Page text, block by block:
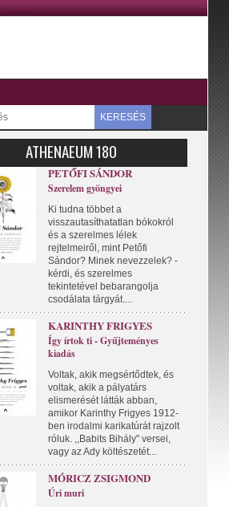
KERESÉS
ATHENAEUM 180
PETŐFI SÁNDOR
Szerelem gyöngyei
Ki tudna többet a
visszautasíthatatlan bókokról
és a szerelmes lélek
rejtelmeiről, mint Petőfi
Sándor? Minek nevezzelek? -
kérdi, és szerelmes
tekintetével bebarangolja
csodálata tárgyát....
KARINTHY FRIGYES
Így írtok ti - Gyűjteményes
kiadás
Voltak, akik megsértődtek, és
voltak, akik a pályatárs
elismerését látták abban,
amikor Karinthy Frigyes 1912-
ben irodalmi karikatúrát rajzolt
róluk. ,,Babits Bihály" versei,
vagy az Ady költészetét...
MÓRICZ ZSIGMOND
Úri muri